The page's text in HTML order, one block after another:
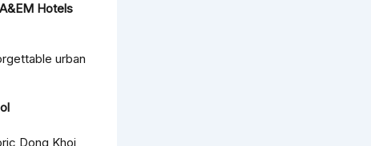
A&EM Hotels
urban
Dong Khoi